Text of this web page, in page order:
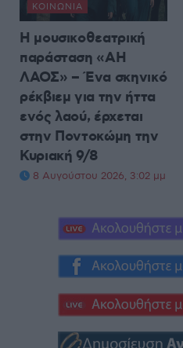
ΚΟΙΝΩΝΊΑ
Η μουσικοθεατρική
παράσταση «ΑΗ
ΛΑΟΣ» – Ένα σκηνικό
ρέκβιεμ για την ήττα
ενός λαού, έρχεται
στην Ποντοκώμη την
Κυριακή 9/8
8 Αυγούστου 2026, 3:02 μμ